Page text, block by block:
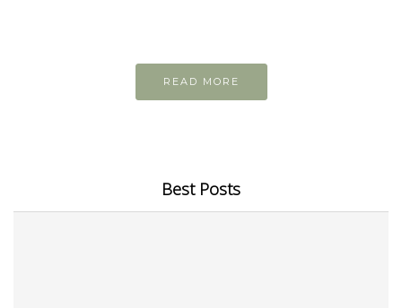
READ MORE
Best Posts